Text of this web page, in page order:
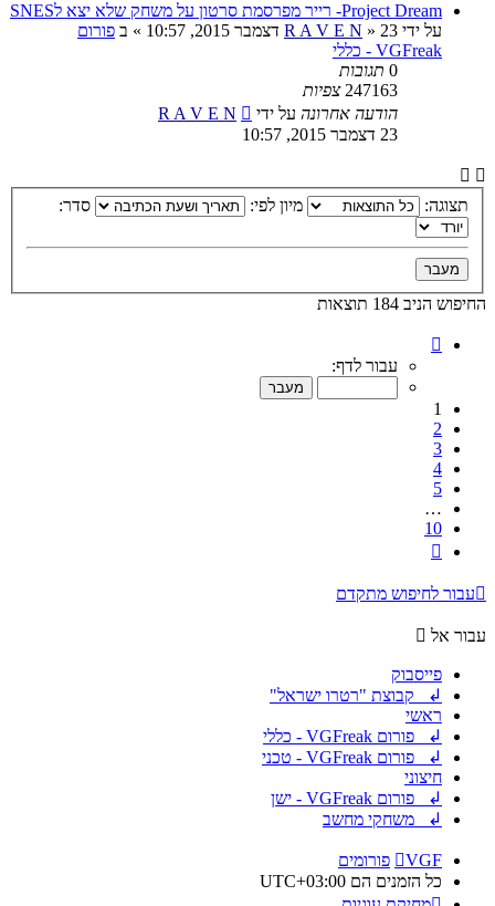
Project Dream- רייר מפרסמת סרטון על משחק שלא יצא לSNES
על ידי
R A V E N » 23 דצמבר 2015, 10:57 » ב פורום
VGFreak - כללי
0 תגובות
247163 צפיות
הודעה אחרונה על ידי
R A V E N
23 דצמבר 2015, 10:57
תצוגה: מיון לפי: סדר:
החיפוש הניב 184 תוצאות
מתוך
עבור לדף:
1
2
3
4
5
…
10
עבור לחיפוש מתקדם
עבור אל
פייסבוק
↲ קבוצת "רטרו ישראל"
ראשי
↲ פורום VGFreak - כללי
↲ פורום VGFreak - טכני
חיצוני
↲ פורום VGFreak - ישן
↲ משחקי מחשב
VGF
פורומים
כל הזמנים הם UTC+03:00